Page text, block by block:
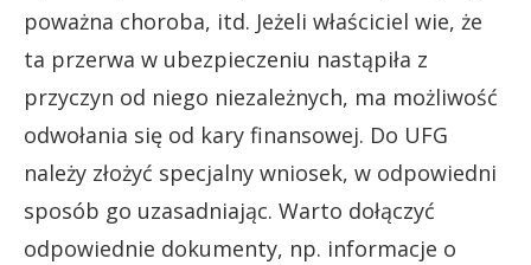
poważna choroba, itd. Jeżeli właściciel wie, że
ta przerwa w ubezpieczeniu nastąpiła z
przyczyn od niego niezależnych, ma możliwość
odwołania się od kary finansowej. Do UFG
należy złożyć specjalny wniosek, w odpowiedni
sposób go uzasadniając. Warto dołączyć
odpowiednie dokumenty, np. informacje o